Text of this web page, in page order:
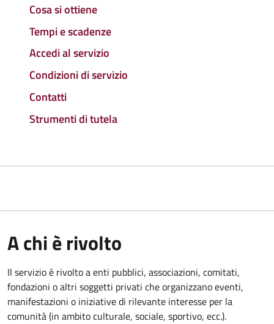
Cosa si ottiene
Tempi e scadenze
Accedi al servizio
Condizioni di servizio
Contatti
Strumenti di tutela
A chi è rivolto
Il servizio è rivolto a enti pubblici, associazioni, comitati,
fondazioni o altri soggetti privati che organizzano eventi,
manifestazioni o iniziative di rilevante interesse per la
comunità (in ambito culturale, sociale, sportivo, ecc.).